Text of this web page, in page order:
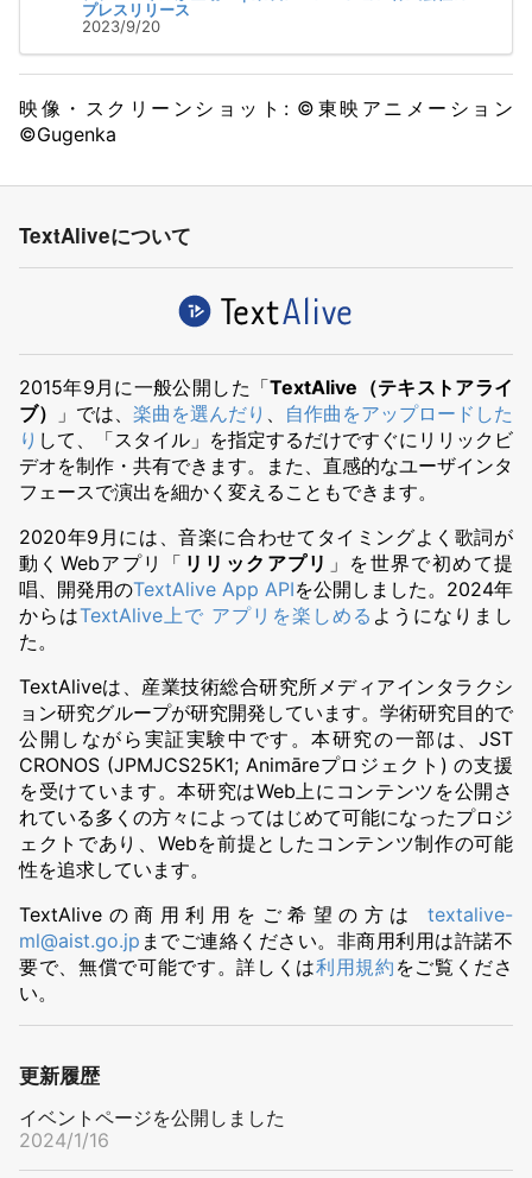
プレスリリース
2023/9/20
映像・スクリーンショット: ©東映アニメーション
©Gugenka
TextAliveについて
2015年9月に一般公開した「TextAlive（テキストアライ
ブ）
」では、 楽曲を選んだり
自作曲をアップロードした
り して、「スタイル」を指定するだけですぐにリリックビ
デオを制作・共有できます。また、直感的なユーザインタ
フェースで演出を細かく変えることもできます。
2020年9月には、音楽に合わせてタイミングよく歌詞が
動くWebアプリ「 リリックアプリ 」を世界で初めて提
唱、開発用のTextAlive App APIを公開しました。2024年
からはTextAlive上で アプリを楽しめる ようになりまし
た。
TextAliveは、産業技術総合研究所メディアインタラクシ
ョン研究グループが研究開発しています。学術研究目的で
公開しながら実証実験中です。本研究の一部は、JST
CRONOS (JPMJCS25K1; Animāreプロジェクト) の支援
を受けています。本研究はWeb上にコンテンツを公開さ
れている多くの方々によってはじめて可能になったプロジ
ェクトであり、Webを前提としたコンテンツ制作の可能
性を追求しています。
TextAliveの商用利用をご希望の方は
textalive-
ml@aist.go.jp までご連絡ください。非商用利用は許諾不
要で、無償で可能です。詳しくは利用規約 をご覧くださ
い。
更新履歴
イベントページを公開しました
2024/1/16